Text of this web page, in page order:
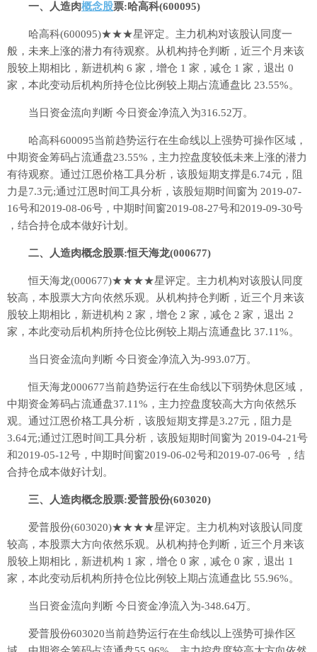
一、人造肉概念股票:哈高科(600095)
哈高科(600095)★★★星评定。主力机构对该股认同度一
般，未来上涨的潜力有待观察。从机构持仓判断，近三个月来该
股较上期相比，新进机构 6 家，增仓 1 家，减仓 1 家，退出 0
家，本此变动后机构所持仓位比例较上期占流通盘比 23.55%。
当日资金流向判断 今日资金净流入为316.52万。
哈高科600095当前趋势运行在生命线以上强势可操作区域，
中期资金筹码占流通盘23.55%，主力控盘度较低未来上涨的潜力
有待观察。通过江恩价格工具分析，该股短期支撑是6.74元，阻
力是7.3元;通过江恩时间工具分析，该股短期时间窗为 2019-07-
16号和2019-08-06号，中期时间窗2019-08-27号和2019-09-30号
，结合持仓成本做好计划。
二、人造肉概念股票:恒天海龙(000677)
恒天海龙(000677)★★★★星评定。主力机构对该股认同度
较高，本股票大方向依然乐观。从机构持仓判断，近三个月来该
股较上期相比，新进机构 2 家，增仓 2 家，减仓 2 家，退出 2
家，本此变动后机构所持仓位比例较上期占流通盘比 37.11%。
当日资金流向判断 今日资金净流入为-993.07万。
恒天海龙000677当前趋势运行在生命线以下弱势休息区域，
中期资金筹码占流通盘37.11%，主力控盘度较高大方向依然乐
观。通过江恩价格工具分析，该股短期支撑是3.27元，阻力是
3.64元;通过江恩时间工具分析，该股短期时间窗为 2019-04-21号
和2019-05-12号，中期时间窗2019-06-02号和2019-07-06号 ，结
合持仓成本做好计划。
三、人造肉概念股票:爱普股份(603020)
爱普股份(603020)★★★★星评定。主力机构对该股认同度
较高，本股票大方向依然乐观。从机构持仓判断，近三个月来该
股较上期相比，新进机构 1 家，增仓 0 家，减仓 0 家，退出 1
家，本此变动后机构所持仓位比例较上期占流通盘比 55.96%。
当日资金流向判断 今日资金净流入为-348.64万。
爱普股份603020当前趋势运行在生命线以上强势可操作区